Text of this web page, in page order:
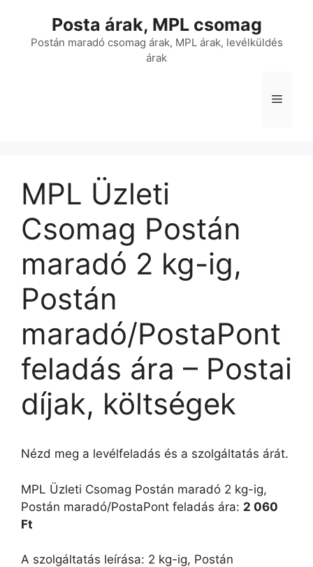
tartalomba
Posta árak, MPL csomag
Postán maradó csomag árak, MPL árak, levélküldés
árak
Menü
MPL Üzleti
Csomag Postán
maradó 2 kg-ig,
Postán
maradó/PostaPont
feladás ára – Postai
díjak, költségek
Nézd meg a levélfeladás és a szolgáltatás árát.
MPL Üzleti Csomag Postán maradó 2 kg-ig,
Postán maradó/PostaPont feladás ára: 2 060
Ft
A szolgáltatás leírása: 2 kg-ig, Postán